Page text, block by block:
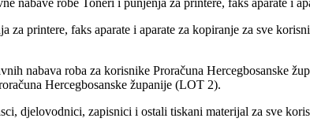
za printere, faks aparate i aparate za kopiranje za sve
nabava roba za korisnike Proračuna Hercegbosanske
Hercegbosanske županije (LOT 2).
djelovodnici, zapisnici i ostali tiskani materijal za sve